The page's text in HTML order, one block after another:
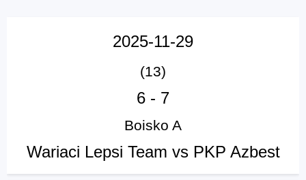
2025-11-29
(13)
6 - 7
Boisko A
Wariaci Lepsi Team vs PKP Azbest